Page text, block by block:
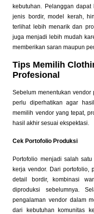
kebutuhan. Pelanggan
jenis bordir, model kerah,
terlihat lebih menarik dan
juga menjadi lebih mudah
memberikan saran maupun
Tips Memilih
Profesional
Sebelum menentukan
perlu diperhatikan agar
memilih vendor yang tepat,
hasil akhir sesuai ekspektasi.
Cek Portofolio Produksi
Portofolio menjadi salah
kerja vendor. Dari portofolio,
detail bordir, kombinasi
diproduksi sebelumnya.
pengalaman vendor dalam
dari kebutuhan komunitas